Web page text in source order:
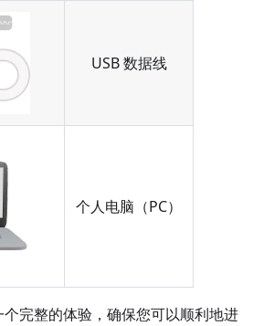
USB 数据线
个人电脑（PC）
完整的体验，确保您可以顺利地进